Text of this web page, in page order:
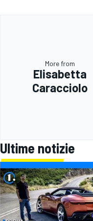
More from
Elisabetta
Caracciolo
Ultime notizie